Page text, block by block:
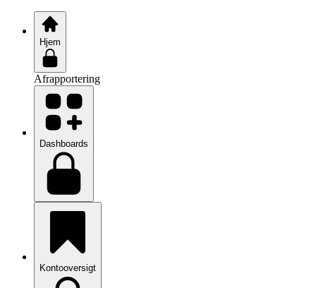
Hjem
Afrapportering
Dashboards
Kontooversigt